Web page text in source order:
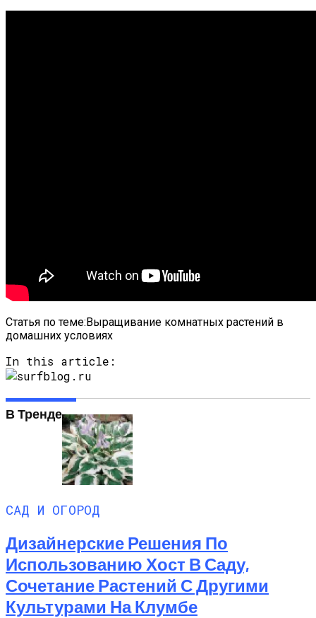
Статья по теме:Выращивание комнатных растений в
домашних условиях
In this article:
В Тренде
САД И ОГОРОД
Дизайнерские Решения По
Использованию Хост В Саду,
Сочетание Растений С Другими
Культурами На Клумбе